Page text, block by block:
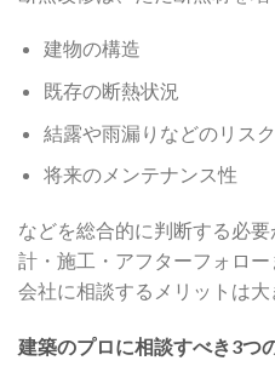
建物の構造
既存の断熱状況
結露や雨漏りなどのリスク
将来のメンテナンス性
などを総合的に判断する必
計・施工・アフターフォロ
会社に相談するメリットは大
建築のプロに相談すべき3つ